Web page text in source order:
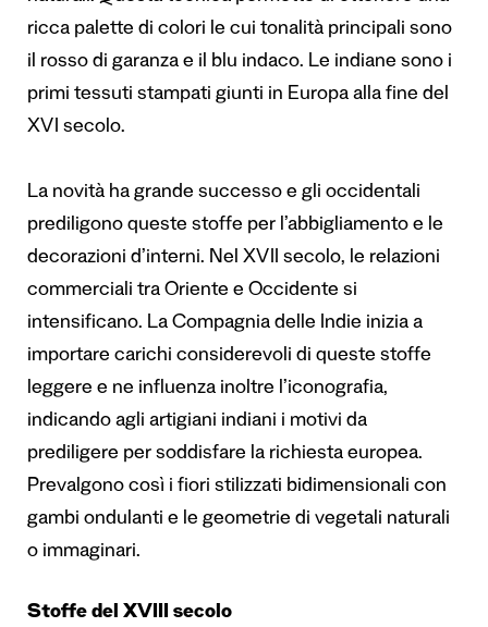
ricca palette di colori le cui tonalità principali sono
il rosso di garanza e il blu indaco. Le indiane sono i
primi tessuti stampati giunti in Europa alla fine del
XVI secolo.
La novità ha grande successo e gli occidentali
prediligono queste stoffe per l’abbigliamento e le
decorazioni d’interni. Nel XVII secolo, le relazioni
commerciali tra Oriente e Occidente si
intensificano. La Compagnia delle Indie inizia a
importare carichi considerevoli di queste stoffe
leggere e ne influenza inoltre l’iconografia,
indicando agli artigiani indiani i motivi da
prediligere per soddisfare la richiesta europea.
Prevalgono così i fiori stilizzati bidimensionali con
gambi ondulanti e le geometrie di vegetali naturali
o immaginari.
Stoffe del XVIII secolo